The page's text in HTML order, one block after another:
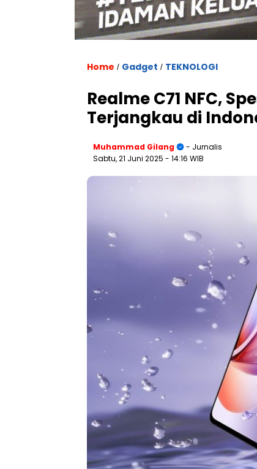
Home / Gadget / TEKNOLOGI
Realme C71 NFC,
Terjangkau di
Muhammad Gilang
- Jurnalis
Sabtu, 21 Juni 2025 - 14:16 WIB